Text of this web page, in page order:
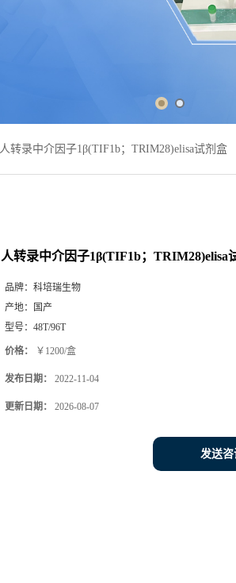
人转录中介因子1β(TIF1b；TRIM28)elisa试剂盒
人转录中介因子1β(TIF1b；TRIM28)elisa
品牌： 科培瑞生物
产地：
国产
型号： 48T/96T
价格： ￥1200/盒
发布日期： 2022-11-04
更新日期： 2026-08-07
发送